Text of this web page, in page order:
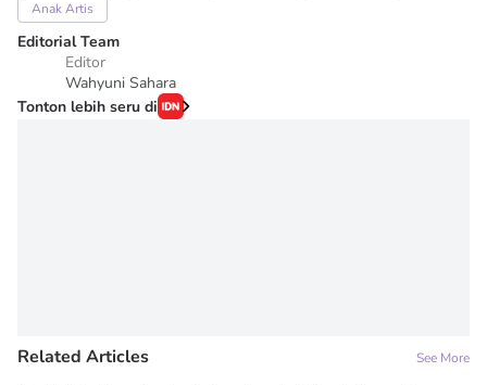
Anak Artis
Editorial Team
Editor
Wahyuni Sahara
Tonton lebih seru di
Related Articles See More